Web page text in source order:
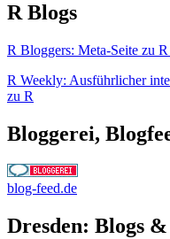
R Blogs
R Bloggers: Meta-Seite zu
R Weekly: Ausführlicher
zu R
Bloggerei,
blog-feed.de
Dresden: Blogs